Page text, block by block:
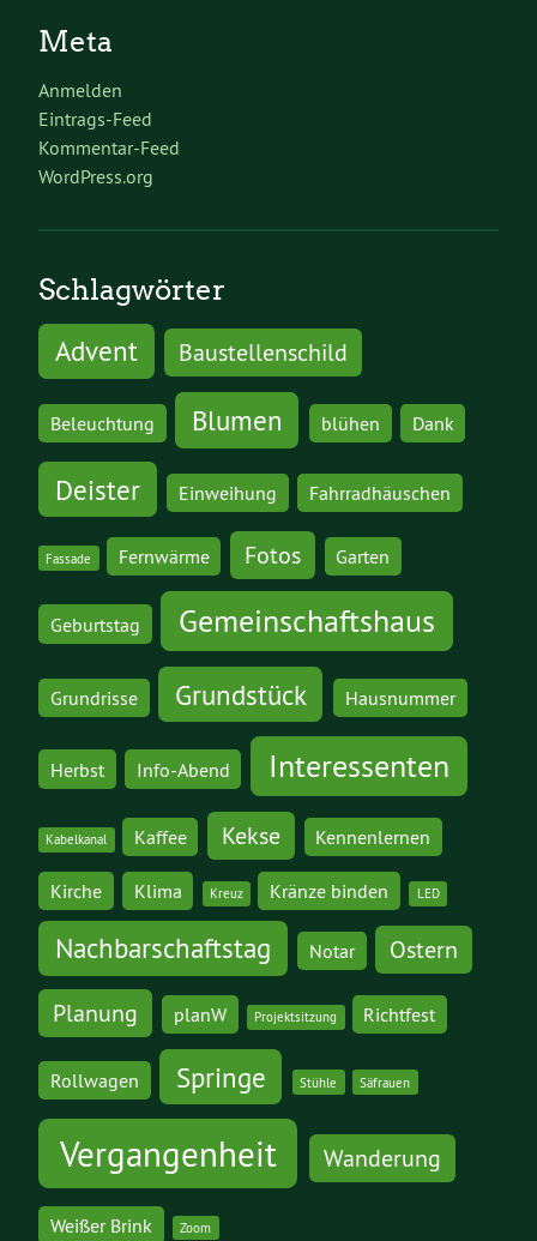
Meta
Anmelden
Eintrags-Feed
Kommentar-Feed
WordPress.org
Schlagwörter
Advent
Baustellenschild
Beleuchtung Blumen blühen Dank
Deister Einweihung Fahrradhäuschen
Fassade Fernwärme Fotos Garten
Geburtstag Gemeinschaftshaus
Grundrisse Grundstück Hausnummer
Herbst Info-Abend Interessenten
Kabelkanal Kaffee Kekse Kennenlernen
Kirche Klima Kreuz Kränze binden LED
Nachbarschaftstag Notar Ostern
Planung planW Projektsitzung Richtfest
Rollwagen Springe Stühle Säfrauen
Vergangenheit Wanderung
Weißer Brink Zoom